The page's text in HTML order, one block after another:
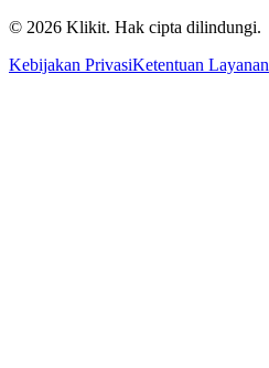
© 2026 Klikit. Hak cipta dilindungi.
Kebijakan PrivasiKetentuan Layanan